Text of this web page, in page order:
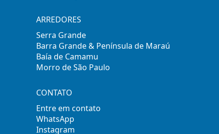
ARREDORES
Serra Grande
Barra Grande & Península de Maraú
Baía de Camamu
Morro de São Paulo
CONTATO
Entre em contato
WhatsApp
Instagram